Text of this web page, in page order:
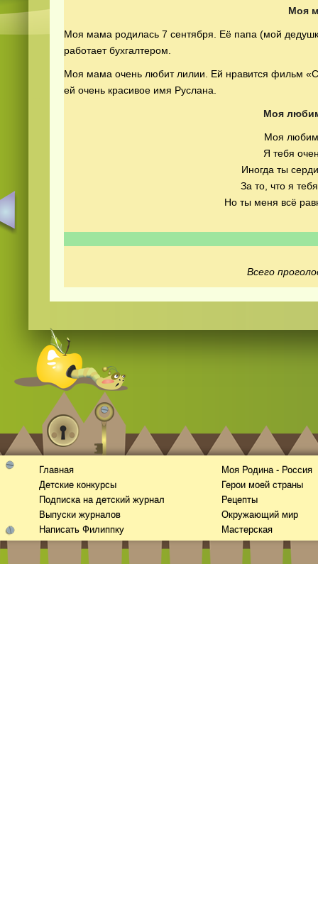
Моя
Моя мама родилась 7 сентября. Её папа (мой
работает бухгалтером.
Моя мама очень любит лилии. Ей нравится фильм
ей очень красивое имя Руслана.
Моя
Моя
Я тебя
Иногда ты
За то, что я
Но ты меня всё
Всего
Главная
Детские конкурсы
Подписка на детский журнал
Выпуски журналов
Написать Филиппку
Моя Родина - Россия
Герои моей страны
Рецепты
Окружающий мир
Мастерская
видеоонлайн